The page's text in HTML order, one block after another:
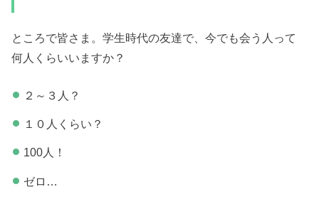
ところで皆さま。学生時代の友達で、今でも会う人って
何人くらいいますか？
２～３人？
１０人くらい？
100人！
ゼロ…